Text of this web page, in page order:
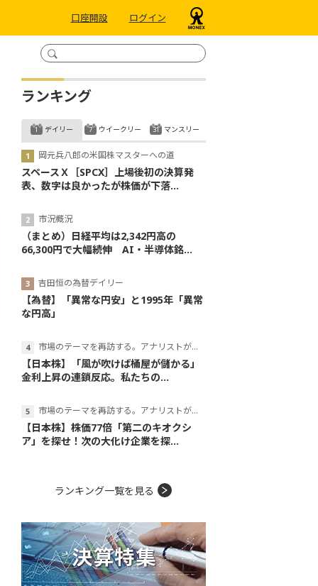
口座開設 ログイン
ランキング
デイリー
岡元兵八郎の米国株マスターへの道
スペースＸ［SPCX］上場後初の決算発
表、数字は良かったが株価が下落...
市況概況
（まとめ）日経平均は2,342円高の
66,300円で大幅続伸 AI・半導体銘...
吉田恒の為替デイリー
【為替】「異常な円安」と1995年「異常
な円高」
市場のテーマを再訪する。アナリストが読み解くテーマの本質
【日本株】「風が吹けば桶屋が儲かる」
金利上昇の連鎖反応。私たちの...
市場のテーマを再訪する。アナリストが読み解くテーマの本質
【日本株】株価77倍「第二のキオクシ
ア」を探せ！次の大化け企業を探...
ウイークリー マンスリー
ランキング一覧を見る